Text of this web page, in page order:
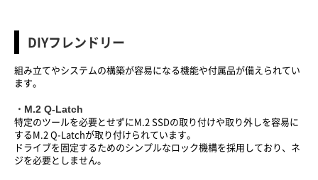
DIYフレンドリー
組み立てやシステムの構築が容易になる機能や付属品が備えられてい
ます。
・M.2 Q-Latch
特定のツールを必要とせずにM.2 SSDの取り付けや取り外しを容易に
するM.2 Q-Latchが取り付けられています。
ドライブを固定するためのシンプルなロック機構を採用しており、ネ
ジを必要としません。